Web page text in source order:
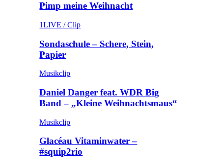
Pimp meine Weihnacht
1LIVE / Clip
Sondaschule – Schere, Stein,
Papier
Musikclip
Daniel Danger feat. WDR Big
Band – „Kleine Weihnachtsmaus“
Musikclip
Glacéau Vitaminwater –
#squip2rio